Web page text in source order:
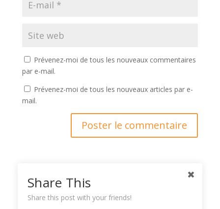
Prévenez-moi de tous les nouveaux commentaires
par e-mail.
Prévenez-moi de tous les nouveaux articles par e-
mail.
En
savoir plus sur la façon dont les données de vos
commentaires sont traitées.
Share This
Share this post with your friends!